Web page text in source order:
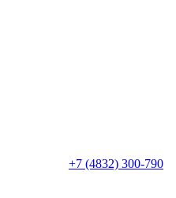
+7 (4832) 300-790